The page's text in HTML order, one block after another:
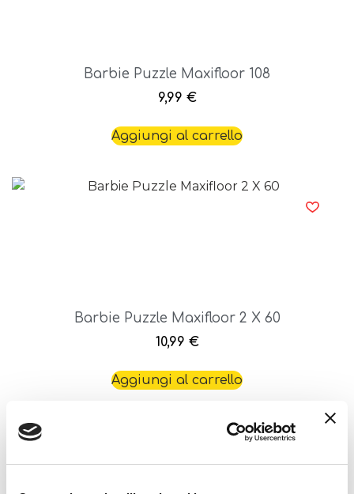
Barbie Puzzle Maxifloor 108
9,99 €
Aggiungi al carrello
Barbie Puzzle Maxifloor 2 X 60
10,99 €
Aggiungi al carrello